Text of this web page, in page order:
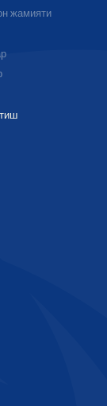
жамияти